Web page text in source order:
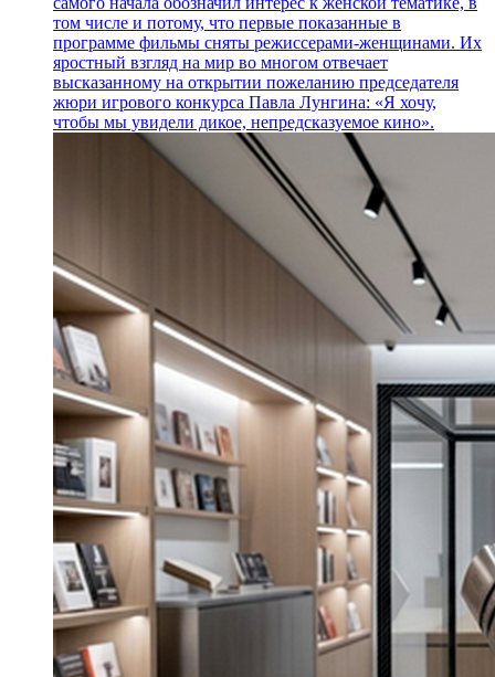
том числе и потому, что первые показанные в
программе фильмы сняты режиссерами-женщинами. Их
яростный взгляд на мир во многом отвечает
высказанному на открытии пожеланию председателя
жюри игрового конкурса Павла Лунгина: «Я хочу,
чтобы мы увидели дикое, непредсказуемое кино».